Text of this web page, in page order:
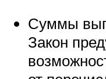
Суммы
Закон